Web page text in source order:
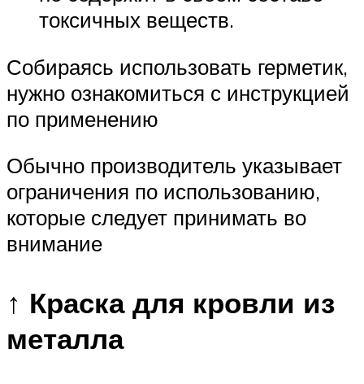
токсичных веществ.
Собираясь использовать герметик,
нужно ознакомиться с инструкцией
по применению
Обычно производитель указывает
ограничения по использованию,
которые следует принимать во
внимание
↑ Краска для кровли из
металла